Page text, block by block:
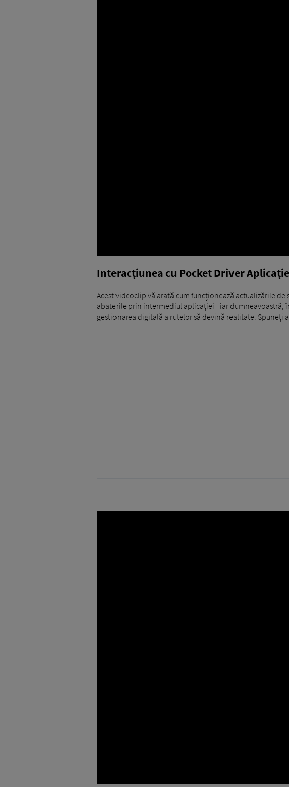
Interacțiunea cu Pocket Driver Aplicație
Acest videoclip vă arată cum funcționează actualizările
abaterile prin intermediul aplicației - iar dumneavoastră,
gestionarea digitală a rutelor să devină realitate.